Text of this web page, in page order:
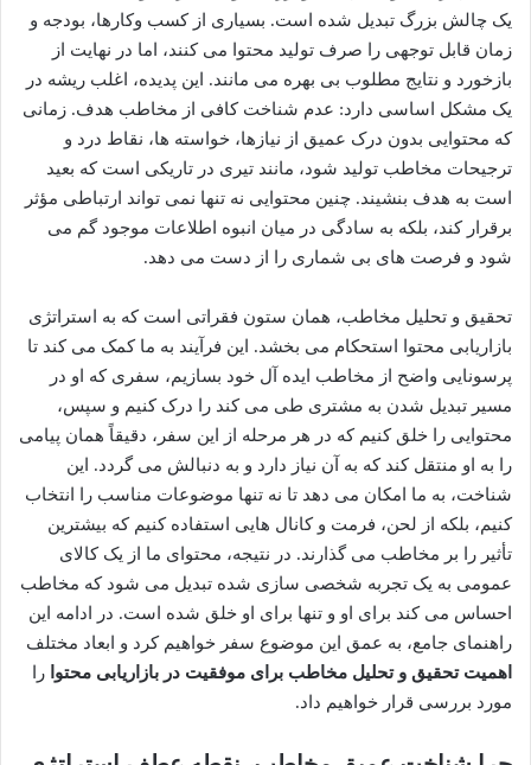
یک چالش بزرگ تبدیل شده است. بسیاری از کسب وکارها، بودجه و
زمان قابل توجهی را صرف تولید محتوا می کنند، اما در نهایت از
بازخورد و نتایج مطلوب بی بهره می مانند. این پدیده، اغلب ریشه در
یک مشکل اساسی دارد: عدم شناخت کافی از مخاطب هدف. زمانی
که محتوایی بدون درک عمیق از نیازها، خواسته ها، نقاط درد و
ترجیحات مخاطب تولید شود، مانند تیری در تاریکی است که بعید
است به هدف بنشیند. چنین محتوایی نه تنها نمی تواند ارتباطی مؤثر
برقرار کند، بلکه به سادگی در میان انبوه اطلاعات موجود گم می
شود و فرصت های بی شماری را از دست می دهد.
تحقیق و تحلیل مخاطب، همان ستون فقراتی است که به استراتژی
بازاریابی محتوا استحکام می بخشد. این فرآیند به ما کمک می کند تا
پرسونایی واضح از مخاطب ایده آل خود بسازیم، سفری که او در
مسیر تبدیل شدن به مشتری طی می کند را درک کنیم و سپس،
محتوایی را خلق کنیم که در هر مرحله از این سفر، دقیقاً همان پیامی
را به او منتقل کند که به آن نیاز دارد و به دنبالش می گردد. این
شناخت، به ما امکان می دهد تا نه تنها موضوعات مناسب را انتخاب
کنیم، بلکه از لحن، فرمت و کانال هایی استفاده کنیم که بیشترین
تأثیر را بر مخاطب می گذارند. در نتیجه، محتوای ما از یک کالای
عمومی به یک تجربه شخصی سازی شده تبدیل می شود که مخاطب
احساس می کند برای او و تنها برای او خلق شده است. در ادامه این
راهنمای جامع، به عمق این موضوع سفر خواهیم کرد و ابعاد مختلف
اهمیت تحقیق و تحلیل مخاطب برای موفقیت در بازاریابی محتوا را
مورد بررسی قرار خواهیم داد.